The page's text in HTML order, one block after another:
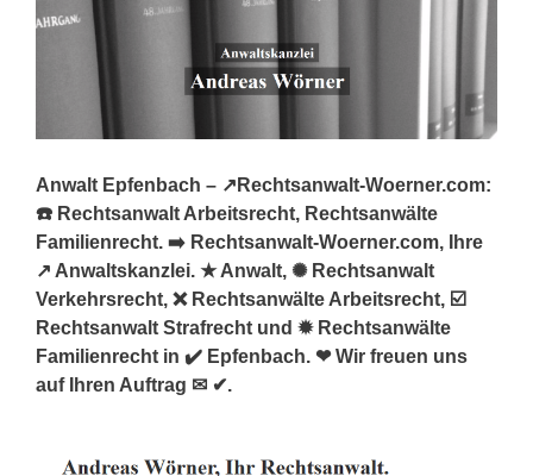
Anwalt Epfenbach – ↗️Rechtsanwalt-Woerner.com:
☎️ Rechtsanwalt Arbeitsrecht, Rechtsanwälte
Familienrecht. ➡️ Rechtsanwalt-Woerner.com, Ihre
↗️ Anwaltskanzlei. ★ Anwalt, ✺ Rechtsanwalt
Verkehrsrecht, ❌ Rechtsanwälte Arbeitsrecht, ☑️
Rechtsanwalt Strafrecht und ✹ Rechtsanwälte
Familienrecht in ✔️ Epfenbach. ❤ Wir freuen uns
auf Ihren Auftrag ✉ ✔.